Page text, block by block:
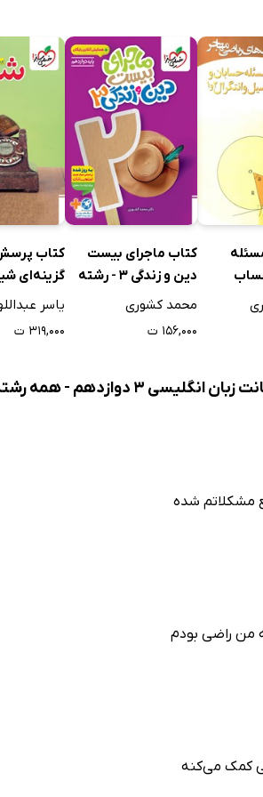
855 مسئله
کتاب ماجرای بیست
دین و زندگی 3 - رشته
ریاضی و تجربی
محمد کشوری
۱۵۶,۰۰۰ ت
کتاب
گزینه‌ای
(پایه
یاسر
۳۱۹,۰۰۰ ت
3 دوازدهم - همه رشته‌ها
مشکلاتم شده
من راضی بودم
کمک می‌کنه